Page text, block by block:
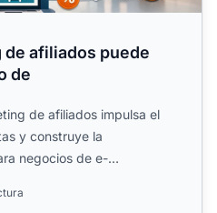
de afiliados puede
de
de afiliados impulsa el
y construye la
negocios de e-